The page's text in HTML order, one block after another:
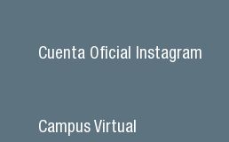
Cuenta Oficial Instagram
Campus Virtual